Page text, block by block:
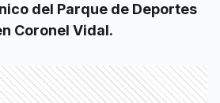
del Parque de Deportes
Coronel Vidal.